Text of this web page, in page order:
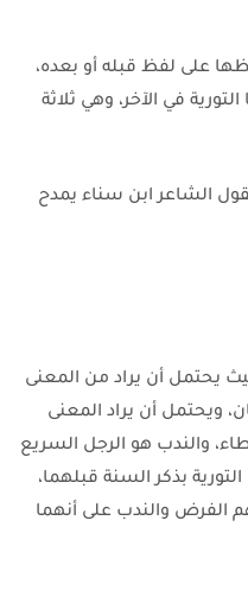
على لفظ قبله أو بعده،
في الآخر، وهي ثلاثة
الشاعر ابن سناء يمدح
يحتمل أن يراد من المعنى
ويحتمل أن يراد المعنى
والندب هو الرجل السريع
بذكر السنة قبلهما،
الفرض والندب على أنهما